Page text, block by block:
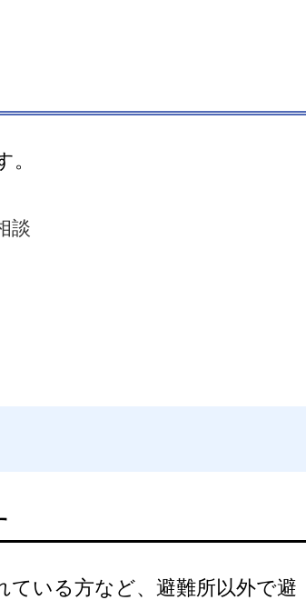
談
ている方など、避難所以外で避